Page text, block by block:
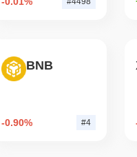
BNB
-0.90% #4